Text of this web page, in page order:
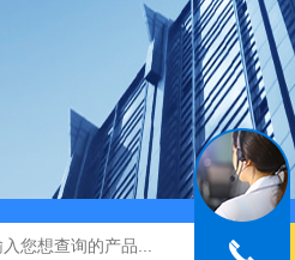
BJFH-QWX放射性去污箱